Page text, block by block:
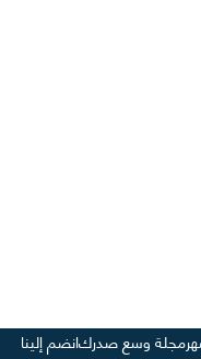
مجلة وسع صدركانضم إلينا